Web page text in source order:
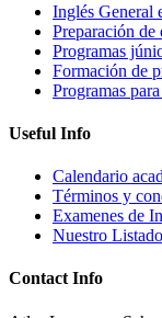
Inglés General
Preparación de
Programas
Formación de
Programas
Useful Info
Calendario
Términos y
Examenes de
Nuestro
Contact Info